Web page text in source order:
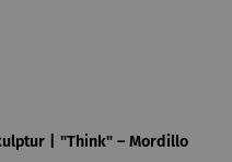
| "Think" – Mordillo